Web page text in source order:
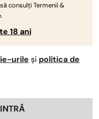
consulți Termenii &
18 ani
urile și politica de